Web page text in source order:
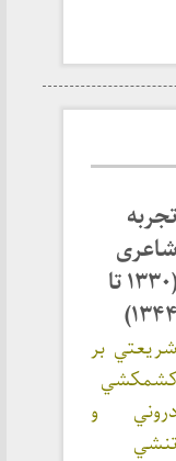
تجربه
شاعری
(۱۳۳۰ تا
۱۳۴۴)
شريعتي بر
دروني و
تنشي